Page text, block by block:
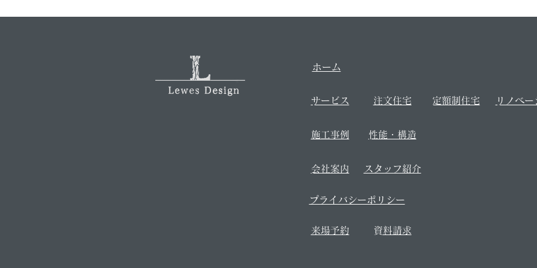
​ホーム
​サービス ​注文住宅 ​定額制住宅 リノベー
​施工事例 ​性能・構造
​会社案内 ​スタッフ紹介
​プライバシーポリシー
来場予約 ​資料請求